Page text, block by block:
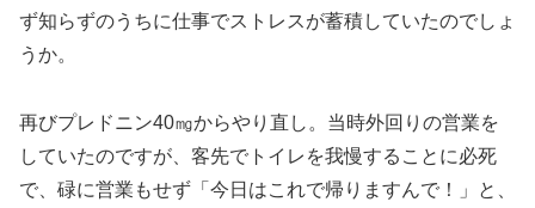
ず知らずのうちに仕事でストレスが蓄積していたのでしょ
うか。
再びプレドニン40㎎からやり直し。当時外回りの営業を
していたのですが、客先でトイレを我慢することに必死
で、碌に営業もせず「今日はこれで帰りますんで！」と、